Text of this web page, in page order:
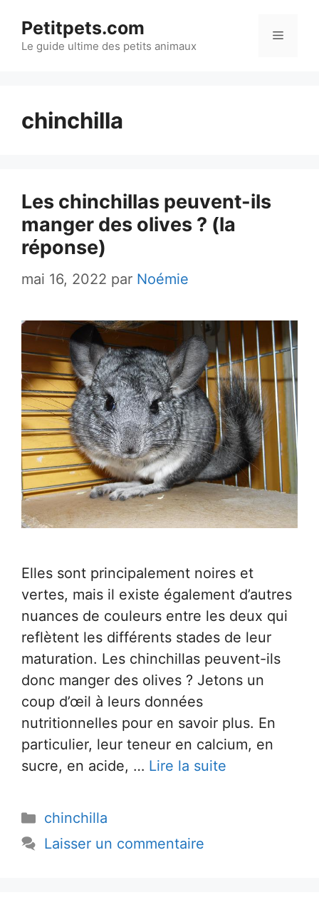
contenu
Petitpets.com
Le guide ultime des petits animaux
Menu
chinchilla
Les chinchillas peuvent-ils
manger des olives ? (la
réponse)
mai 16, 2022 par Noémie
Elles sont principalement noires et
vertes, mais il existe également d’autres
nuances de couleurs entre les deux qui
reflètent les différents stades de leur
maturation. Les chinchillas peuvent-ils
donc manger des olives ? Jetons un
coup d’œil à leurs données
nutritionnelles pour en savoir plus. En
particulier, leur teneur en calcium, en
sucre, en acide, … Lire la suite
Catégories
chinchilla
Laisser un commentaire